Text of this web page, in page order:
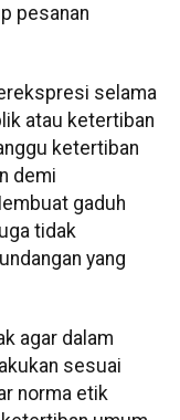
pesanan
selama
atau ketertiban
ketertiban
demi
gaduh
tidak
yang
agar dalam
sesuai
norma etik